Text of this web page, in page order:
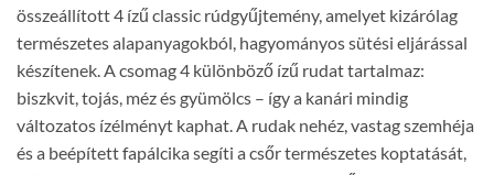
összeállított 4 ízű classic rúdgyűjtemény, amelyet kizárólag
természetes alapanyagokból, hagyományos sütési eljárással
készítenek. A csomag 4 különböző ízű rudat tartalmaz:
biszkvit, tojás, méz és gyümölcs – így a kanári mindig
változatos ízélményt kaphat. A rudak nehéz, vastag szemhéja
és a beépített fapálcika segíti a csőr természetes koptatását,